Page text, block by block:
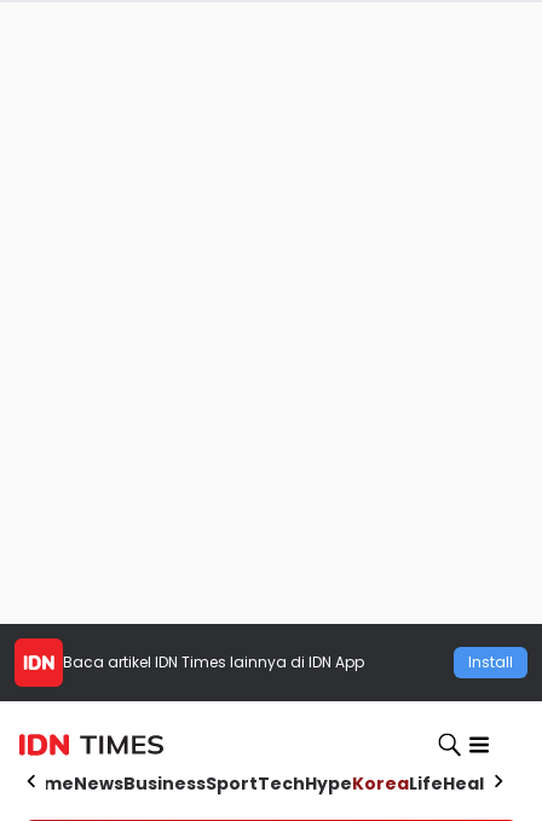
Baca artikel IDN Times lainnya di IDN App Install
HomeNewsBusinessSportTechHypeKoreaLifeHealth